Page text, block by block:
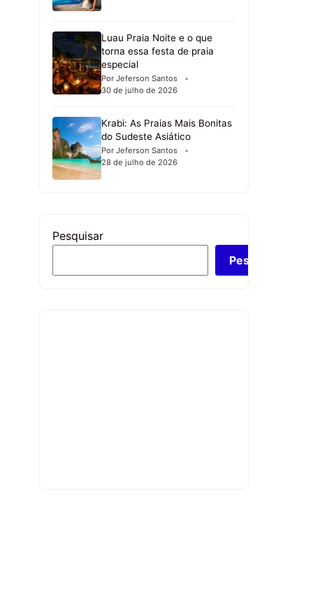
Luau Praia Noite e o que
torna essa festa de praia
especial
Por Jeferson Santos
30 de julho de 2026
Krabi: As Praias Mais Bonitas
do Sudeste Asiático
Por Jeferson Santos
28 de julho de 2026
Pesquisar
Pesquisar